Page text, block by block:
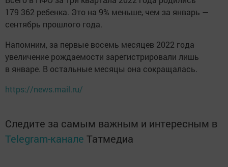
179 362 ребенка. Это на 9% меньше, чем за январь —
сентябрь прошлого года.
Напомним, за первые восемь месяцев 2022 года
увеличение рождаемости зарегистрировали лишь
в январе. В остальные месяцы она сокращалась.
https://news.mail.ru/
Следите за самым важным и интересным в
Telegram-канале Татмедиа